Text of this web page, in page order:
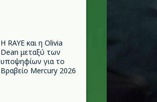
Η RAYE και η Olivia
Dean μεταξύ των
υποψηφίων για το
Βραβείο Mercury 2026